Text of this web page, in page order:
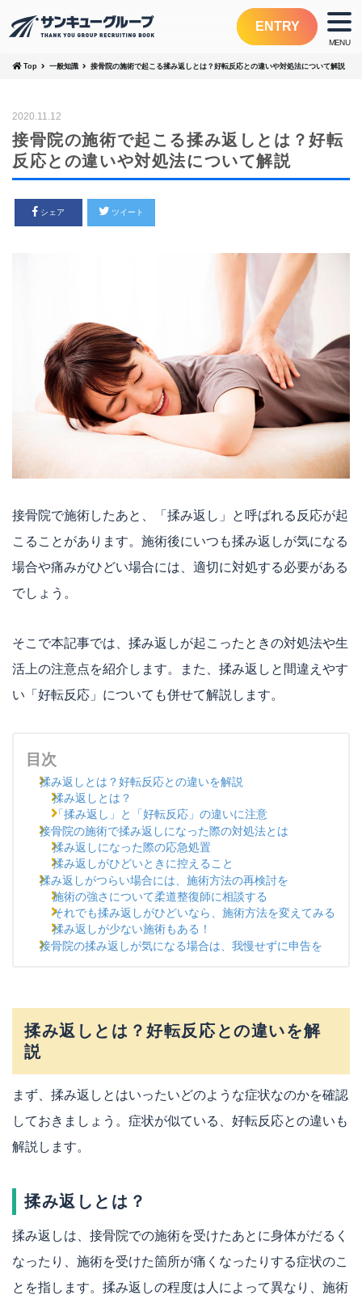
ENTRY
Top 一般知識 接骨院の施術で起こる揉み返しとは？好転反応との違いや対処法について解説
2020.11.12
接骨院の施術で起こる揉み返しとは？好転
反応との違いや対処法について解説
シェア ツイート
接骨院で施術したあと、「揉み返し」と呼ばれる反応が起
こることがあります。施術後にいつも揉み返しが気になる
場合や痛みがひどい場合には、適切に対処する必要がある
でしょう。
そこで本記事では、揉み返しが起こったときの対処法や生
活上の注意点を紹介します。また、揉み返しと間違えやす
い「好転反応」についても併せて解説します。
目次
揉み返しとは？好転反応との違いを解説
揉み返しとは？
「揉み返し」と「好転反応」の違いに注意
接骨院の施術で揉み返しになった際の対処法とは
揉み返しになった際の応急処置
揉み返しがひどいときに控えること
揉み返しがつらい場合には、施術方法の再検討を
施術の強さについて柔道整復師に相談する
それでも揉み返しがひどいなら、施術方法を変えてみる
揉み返しが少ない施術もある！
接骨院の揉み返しが気になる場合は、我慢せずに申告を
揉み返しとは？好転反応との違いを解
説
まず、揉み返しとはいったいどのような症状なのかを確認
しておきましょう。症状が似ている、好転反応との違いも
解説します。
揉み返しとは？
揉み返しは、接骨院での施術を受けたあとに身体がだるく
なったり、施術を受けた箇所が痛くなったりする症状のこ
とを指します。揉み返しの程度は人によって異なり、施術